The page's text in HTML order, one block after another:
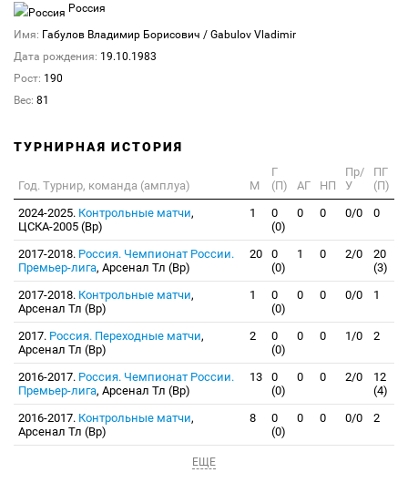
Россия
Имя: Габулов Владимир Борисович / Gabulov Vladimir
Дата рождения: 19.10.1983
Рост: 190
Вес: 81
ТУРНИРНАЯ ИСТОРИЯ
Год. Турнир, команда (амплуа) М
Г
(П)
АГ НП
Пр/
У
ПГ
(П)
2024-2025. Контрольные матчи,
ЦСКА-2005 (Вр)
1
0
(0)
0 0 0/0 0
2017-2018. Россия. Чемпионат России.
Премьер-лига, Арсенал Тл (Вр)
20
0
(0)
1 0 2/0
20
(3)
2017-2018. Контрольные матчи,
Арсенал Тл (Вр)
1
0
(0)
0 0 0/0 1
2017. Россия. Переходные матчи,
Арсенал Тл (Вр)
2
0
(0)
0 0 1/0 2
2016-2017. Россия. Чемпионат России.
Премьер-лига, Арсенал Тл (Вр)
13
0
(0)
0 0 2/0
12
(4)
2016-2017. Контрольные матчи,
Арсенал Тл (Вр)
8
0
(0)
0 0 0/0 2
ЕЩЕ